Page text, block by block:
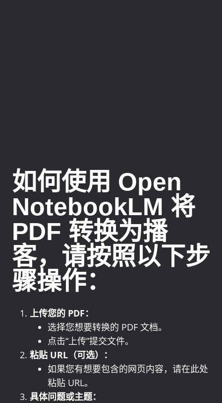
如何使用 Open
NotebookLM 将
PDF 转换为播
客，请按照以下步
骤操作：
上传您的 PDF：
选择您想要转换的 PDF 文档。
点击“上传”提交文件。
粘贴 URL（可选）：
如果您有想要包含的网页内容，请在此处
粘贴 URL。
具体问题或主题：